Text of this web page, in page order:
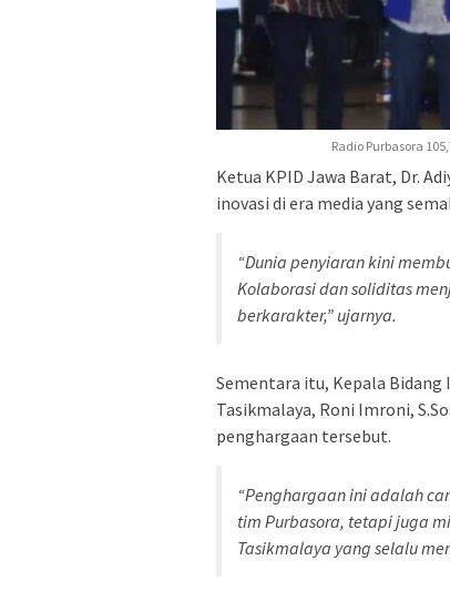
Radio Purbasora
Ketua KPID Jawa Barat, Dr.
inovasi di era media yang
“Dunia penyiaran kini
Kolaborasi dan soliditas
berkarakter,” ujarnya.
Sementara itu, Kepala
Tasikmalaya, Roni Imroni,
penghargaan tersebut.
“Penghargaan ini adalah
tim Purbasora, tetapi juga
Tasikmalaya yang selalu